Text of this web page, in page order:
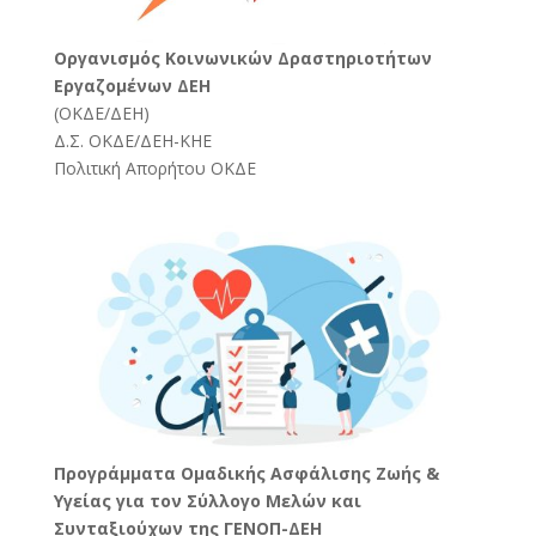
Oργανισμός Κοινωνικών Δραστηριοτήτων
Εργαζομένων ΔΕΗ
(ΟΚΔΕ/ΔΕΗ)
Δ.Σ. ΟΚΔΕ/ΔΕΗ-ΚΗΕ
Πολιτική Απορήτου ΟΚΔΕ
Προγράμματα Ομαδικής Ασφάλισης Ζωής &
Υγείας για τον Σύλλογο Μελών και
Συνταξιούχων της ΓΕΝΟΠ-ΔΕΗ